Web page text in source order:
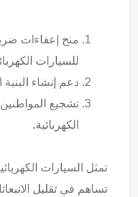
منح إعفاءات
للسيارات
دعم إنشاء
تشجيع
الكهربائية.
تمثل السيارات
تساهم في تقليل